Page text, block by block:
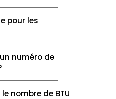
pour les
numéro de
nombre de BTU